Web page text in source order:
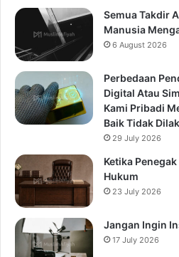
Semua Takdir
Manusia
6 August 2026
Perbedaan
Digital Atau
Kami Pribadi
Baik Tidak
29 July 2026
Ketika
Hukum
23 July 2026
Jangan Ingin
17 July 2026